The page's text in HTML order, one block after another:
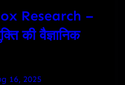
Research –
की वैज्ञानिक
16, 2025